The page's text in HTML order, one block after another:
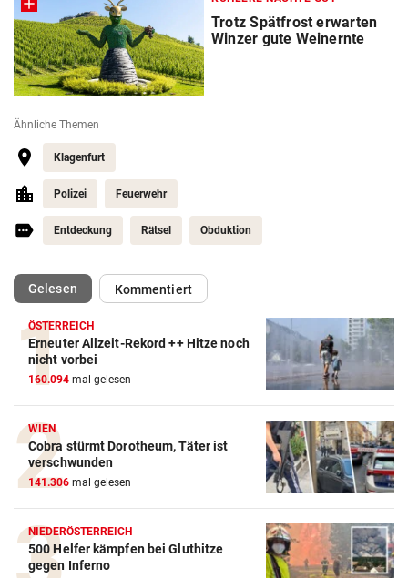
Trotz Spätfrost erwarten
Winzer gute Weinernte
Ähnliche Themen
Klagenfurt
Polizei Feuerwehr
Entdeckung Rätsel Obduktion
Gelesen(ausgewählt)Kommentiert
ÖSTERREICH
Erneuter Allzeit-Rekord ++ Hitze noch
nicht vorbei
160.094 mal gelesen
WIEN
Cobra stürmt Dorotheum, Täter ist
verschwunden
141.306 mal gelesen
NIEDERÖSTERREICH
500 Helfer kämpfen bei Gluthitze
gegen Inferno